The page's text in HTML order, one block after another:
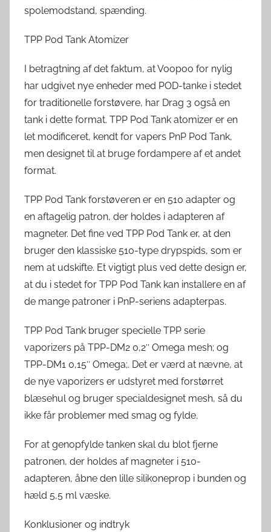
spolemodstand, spænding.
TPP Pod Tank Atomizer
I betragtning af det faktum, at Voopoo for nylig
har udgivet nye enheder med POD-tanke i stedet
for traditionelle forstøvere, har Drag 3 også en
tank i dette format. TPP Pod Tank atomizer er en
let modificeret, kendt for vapers PnP Pod Tank,
men designet til at bruge fordampere af et andet
format.
TPP Pod Tank forstøveren er en 510 adapter og
en aftagelig patron, der holdes i adapteren af ​​
magneter. Det fine ved TPP Pod Tank er, at den
bruger den klassiske 510-type drypspids, som er
nem at udskifte. Et vigtigt plus ved dette design er,
at du i stedet for TPP Pod Tank kan installere en af
​​de mange patroner i PnP-seriens adapterpas.
TPP Pod Tank bruger specielle TPP serie
vaporizers på TPP-DM2 0,2″ Omega mesh; og
TPP-DM1 0,15″ Omega;. Det er værd at nævne, at
de nye vaporizers er udstyret med forstørret
blæsehul og bruger specialdesignet mesh, så du
ikke får problemer med smag og fylde.
For at genopfylde tanken skal du blot fjerne
patronen, der holdes af magneter i 510-
adapteren, åbne den lille silikoneprop i bunden og
hæld 5,5 ml væske.
Konklusioner og indtryk